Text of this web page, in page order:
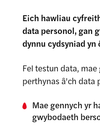
Eich hawliau
data personol, gan
dynnu cydsyniad yn
Fel testun data,
perthynas â'ch data
Mae gennych yr
gwybodaeth